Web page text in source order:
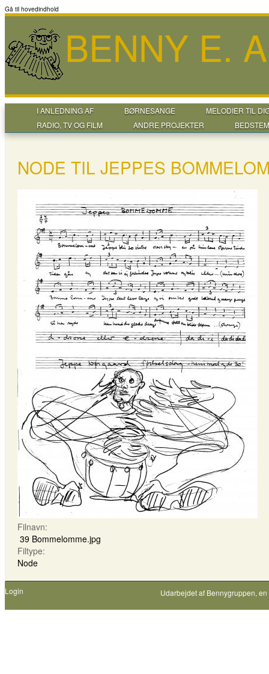
Gå til hovedindhold
BENNY E.
I ANLEDNING AF BØRNESANGE
MELODIER TIL
RADIO, TV OG FILM
ANDRE PROJEKTER
NODE TIL JEPPES
Filnavn:
39 Bommelomme.jpg
Filtype:
Node
Login Udarbejdet af Bennygruppen,